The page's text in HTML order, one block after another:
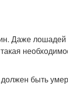
Даже
быть